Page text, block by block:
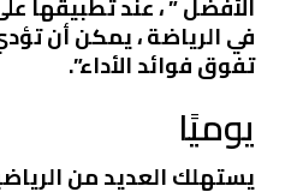
الأفضل ” ، عند تطبيقها
في الرياضة ، يمكن أن
تفوق فوائد الأداء”.
يوميًا
يستهلك العديد من